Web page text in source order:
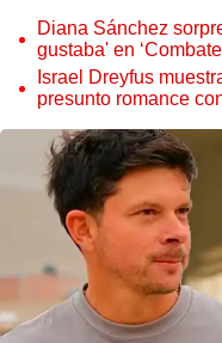
Diana Sánchez
gustaba' en
realidad..."
Israel Dreyfus
presunto romance